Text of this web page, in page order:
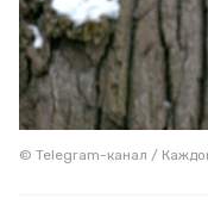
© Telegram-канал /